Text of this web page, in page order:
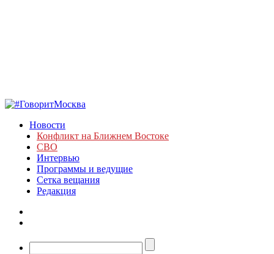
Новости
Конфликт на Ближнем Востоке
СВО
Интервью
Программы и ведущие
Сетка вещания
Редакция